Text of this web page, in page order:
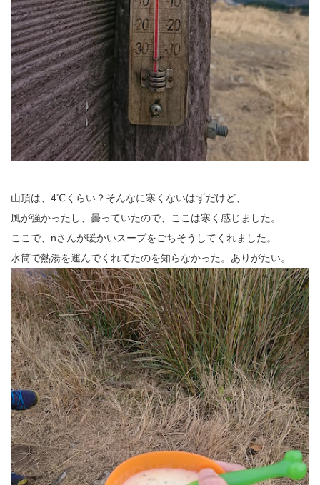
山頂は、4℃くらい？そんなに寒くないはずだけど、
風が強かったし、曇っていたので、ここは寒く感じました。
ここで、nさんが暖かいスープをごちそうしてくれました。
水筒で熱湯を運んでくれてたのを知らなかった。ありがたい。